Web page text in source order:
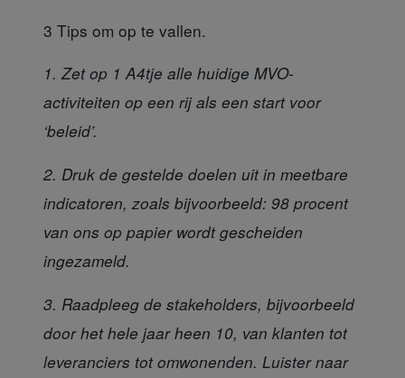
3 Tips om op te vallen.
1. Zet op 1 A4tje alle huidige MVO-
activiteiten op een rij als een start voor
‘beleid’.
2. Druk de gestelde doelen uit in meetbare
indicatoren, zoals bijvoorbeeld: 98 procent
van ons op papier wordt gescheiden
ingezameld.
3. Raadpleeg de stakeholders, bijvoorbeeld
door het hele jaar heen 10, van klanten tot
leveranciers tot omwonenden. Luister naar